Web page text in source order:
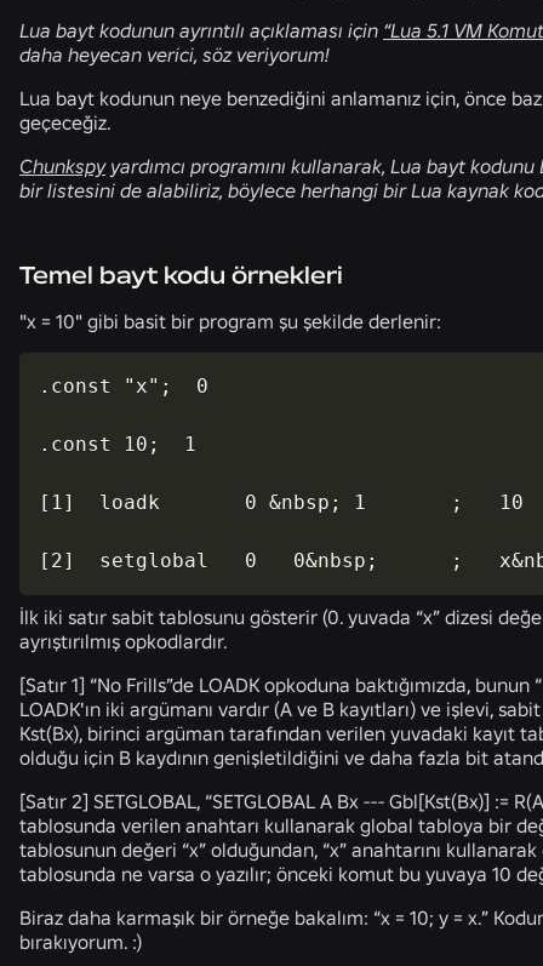
Lua bayt kodunun ayrıntılı açıklaması için “Lua 5.1 VM
daha heyecan verici, söz veriyorum!
Lua bayt kodunun neye benzediğini anlamanız için, önce
geçeceğiz.
Chunkspyyardımcı programını kullanarak, Lua bayt
bir listesini de alabiliriz, böylece herhangi bir Lua kaynak
Temel bayt kodu örnekleri
"x = 10" gibi basit bir program şu şekilde derlenir:
.const "x";  0
.const 10;  1
[1]  loadk       0 &nbsp; 1       ;   10
[2]  setglobal   0   0&nbsp;      ;
İlk iki satır sabit tablosunu gösterir (0. yuvada “x” dizesi
ayrıştırılmış opkodlardır.
[Satır 1] “No Frills”de LOADK opkoduna baktığımızda,
LOADK'ın iki argümanı vardır (A ve B kayıtları) ve işlevi,
Kst(Bx), birinci argüman tarafından verilen yuvadaki kayıt
olduğu için B kaydının genişletildiğini ve daha fazla bit
[Satır 2] SETGLOBAL, “SETGLOBAL A Bx --- Gbl[Kst(Bx)] :=
tablosunda verilen anahtarı kullanarak global tabloya bir
tablosunun değeri “x” olduğundan, “x” anahtarını
tablosunda ne varsa o yazılır; önceki komut bu yuvaya 10
Biraz daha karmaşık bir örneğe bakalım: “x = 10; y = x.”
bırakıyorum. :)